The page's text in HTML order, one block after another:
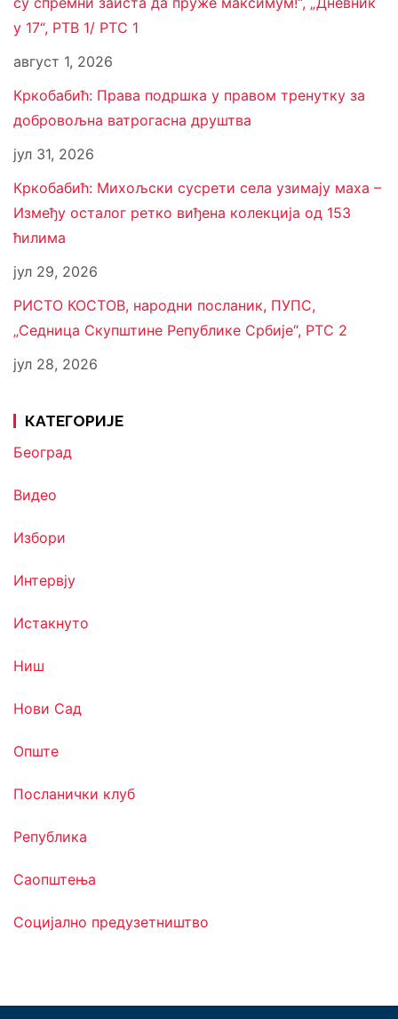
у 17“, РТВ 1/ РТС 1
август 1, 2026
Кркобабић: Права подршка у правом тренутку за
добровољна ватрогасна друштва
јул 31, 2026
Кркобабић: Михољски сусрети села узимају маха –
Између осталог ретко виђена колекција од 153
ћилима
јул 29, 2026
РИСТО КОСТОВ, народни посланик, ПУПС,
„Седница Скупштине Републике Србије“, РТС 2
јул 28, 2026
КАТЕГОРИЈЕ
Београд
Видео
Избори
Интервју
Истакнуто
Ниш
Нови Сад
Опште
Посланички клуб
Република
Саопштења
Социјално предузетништво